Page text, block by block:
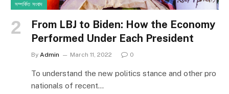
সম্পর্কিত সংবাদ
From LBJ to Biden: How the Economy
Performed Under Each President
By Admin March 11, 2022 0
To understand the new politics stance and other pro
nationals of recent…